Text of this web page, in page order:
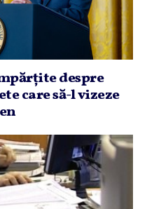
despre
care să-l vizeze